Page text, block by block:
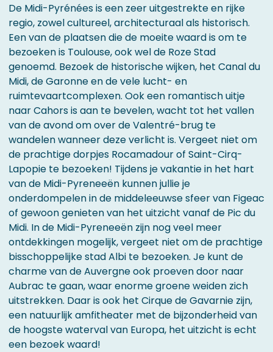
De Midi-Pyrénées is een zeer uitgestrekte en rijke
regio, zowel cultureel, architecturaal als historisch.
Een van de plaatsen die de moeite waard is om te
bezoeken is Toulouse, ook wel de Roze Stad
genoemd. Bezoek de historische wijken, het Canal du
Midi, de Garonne en de vele lucht- en
ruimtevaartcomplexen. Ook een romantisch uitje
naar Cahors is aan te bevelen, wacht tot het vallen
van de avond om over de Valentré-brug te
wandelen wanneer deze verlicht is. Vergeet niet om
de prachtige dorpjes Rocamadour of Saint-Cirq-
Lapopie te bezoeken! Tijdens je vakantie in het hart
van de Midi-Pyreneeën kunnen jullie je
onderdompelen in de middeleeuwse sfeer van Figeac
of gewoon genieten van het uitzicht vanaf de Pic du
Midi. In de Midi-Pyreneeën zijn nog veel meer
ontdekkingen mogelijk, vergeet niet om de prachtige
bisschoppelijke stad Albi te bezoeken. Je kunt de
charme van de Auvergne ook proeven door naar
Aubrac te gaan, waar enorme groene weiden zich
uitstrekken. Daar is ook het Cirque de Gavarnie zijn,
een natuurlijk amfitheater met de bijzonderheid van
de hoogste waterval van Europa, het uitzicht is echt
een bezoek waard!